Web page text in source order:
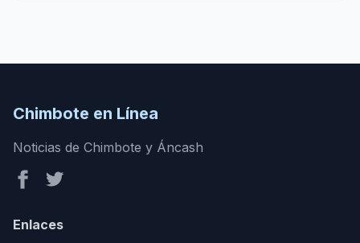
Chimbote en Línea
Noticias de Chimbote y Áncash
Enlaces